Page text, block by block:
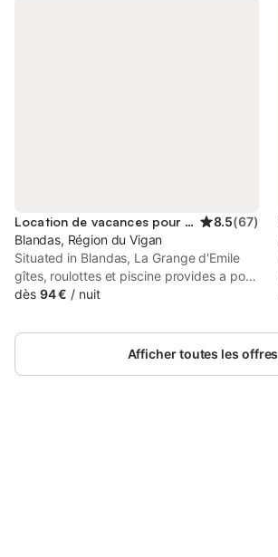
Location de vacances pour 2 personnes 8.5(67)
Blandas, Région du Vigan
Situated in Blandas, La Grange d'Emile
gîtes, roulottes et piscine provides a pool
with a view. This property offers access
dès 94 € / nuit
Afficher toutes les offres